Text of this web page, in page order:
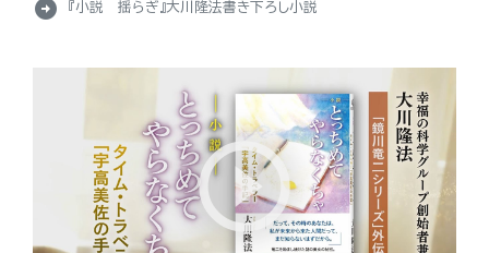
arrow_circle_right 『小説 揺らぎ』大川隆法書き下ろし小説